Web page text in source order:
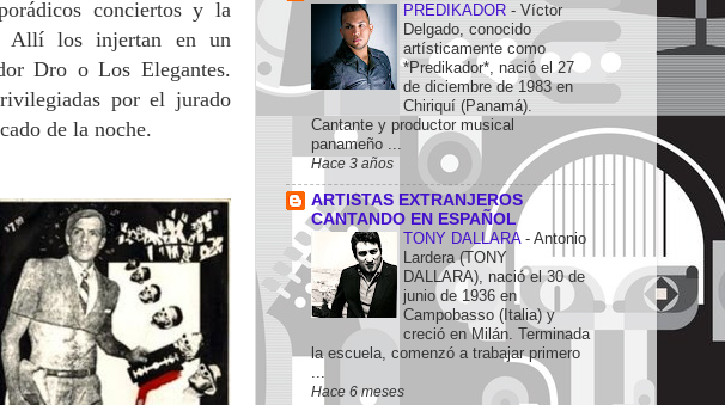
conciertos y la
Allí los injertan en un
Dro o Los Elegantes.
por el jurado
de la noche.
PREDIKADOR - Víctor
Delgado, conocido
artísticamente como
*Predikador*, nació el 27
de diciembre de 1983 en
Chiriquí (Panamá).
Cantante y productor musical
panameño ...
Hace 3 años
ARTISTAS EXTRANJEROS
CANTANDO EN ESPAÑOL
TONY DALLARA - Antonio
Lardera (TONY
DALLARA), nació el 30 de
junio de 1936 en
Campobasso (Italia) y
creció en Milán. Terminada
la escuela, comenzó a trabajar primero
...
Hace 6 meses